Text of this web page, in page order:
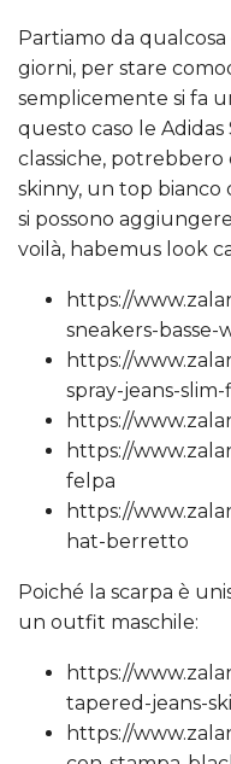
Partiamo da
giorni, per stare
semplicemente si fa
questo caso le
classiche, potrebbero
skinny, un top bianco
si possono
voilà, habemus look
https://
sneakers-
https://
spray-jeans-
https://
https://
felpa
https://
hat-berretto
Poiché la scarpa è
un outfit maschile:
https://
tapered-jeans-
https://